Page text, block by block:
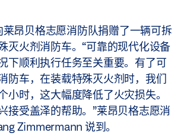
昂贝格志愿消防队捐赠了一辆可拆
灭火剂消防车。“可靠的现代化设备
下顺利执行任务至关重要。有了可
防车，在装载特殊灭火剂时，我们
小时，这大幅度降低了火灾损失。
接受盖泽的帮助。”莱昂贝格志愿消
Zimmermann 说到。